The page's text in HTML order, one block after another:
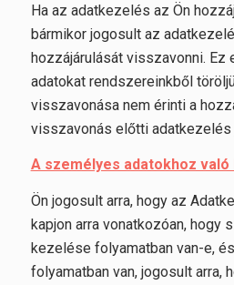
Ha az adatkezelés az Ön
bármikor jogosult az
hozzájárulását visszavonni. Ez
adatokat rendszereinkből
visszavonása nem érinti a
visszavonás előtti
A személyes adatokhoz
Ön jogosult arra, hogy az
kapjon arra vonatkozóan, hogy
kezelése folyamatban van-e,
folyamatban van, jogosult arra,